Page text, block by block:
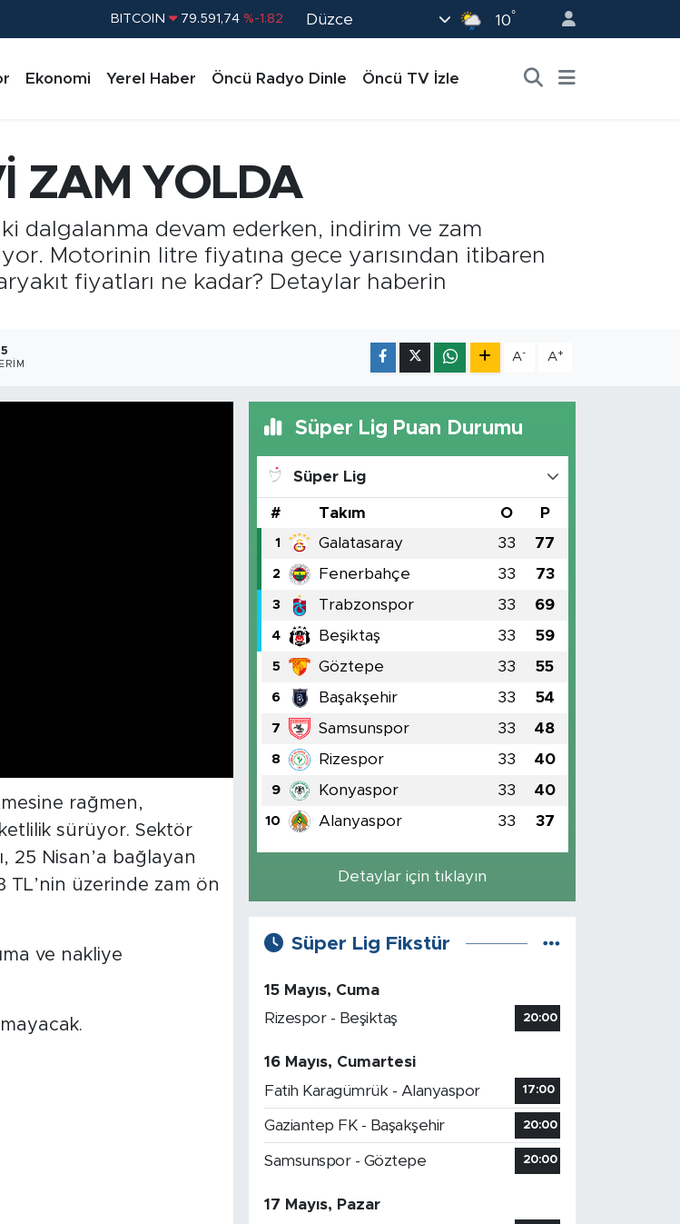
BITCOIN 79.591,74 %-1.82
EURO 53,38690 %0.19
BİST100 14.598,00 %0
Düzce 10°
Ekonomi Yerel Haber Öncü Radyo Dinle Öncü TV İzle
ZAM YOLDA
dalgalanma devam ederken, indirim ve zam
Motorinin litre fiyatına gece yarısından itibaren
fiyatları ne kadar? Detaylar haberin
A- A+
rağmen,
sürüyor. Sektör
25 Nisan’a bağlayan
TL’nin üzerinde zam ön
ve nakliye
Süper Lig Puan Durumu
Süper Lig
# Takım O P
1 Galatasaray 33 77
2 Fenerbahçe 33 73
3 Trabzonspor 33 69
4 Beşiktaş 33 59
5 Göztepe 33 55
6 Başakşehir 33 54
7 Samsunspor 33 48
8 Rizespor 33 40
9 Konyaspor 33 40
10 Alanyaspor 33 37
Detaylar için tıklayın
Süper Lig Fikstür
15 Mayıs, Cuma
Rizespor - Beşiktaş
20:00
16 Mayıs, Cumartesi
Fatih Karagümrük - Alanyaspor
17:00
Gaziantep FK - Başakşehir 20:00
Samsunspor - Göztepe 20:00
17 Mayıs, Pazar